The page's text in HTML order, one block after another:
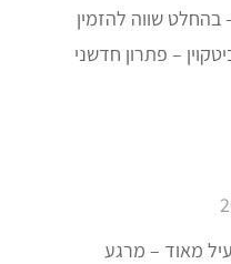
שווה להזמין
– פתרון חדשני
מאוד – מרגע